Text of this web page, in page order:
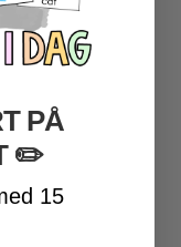
PÅ
​ ✏️
15